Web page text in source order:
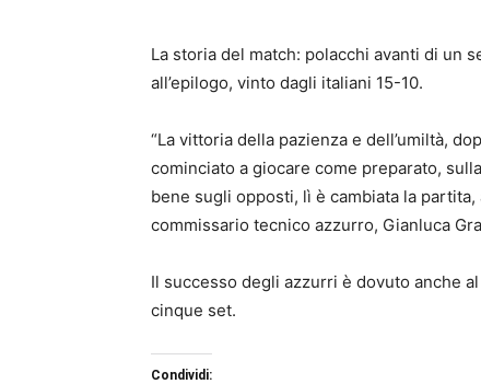
La storia del match: polacchi avanti di un
all’epilogo, vinto dagli italiani 15-10.
“La vittoria della pazienza e dell’umiltà,
cominciato a giocare come preparato,
bene sugli opposti, lì è cambiata la
commissario tecnico azzurro, Gianluca
Il successo degli azzurri è dovuto anche
cinque set.
Condividi: